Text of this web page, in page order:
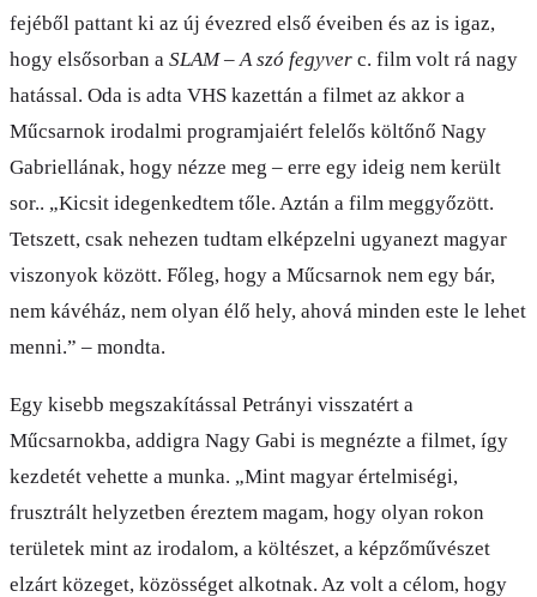
fejéből pattant ki az új évezred első éveiben és az is igaz,
hogy elsősorban a SLAM – A szó fegyver c. film volt rá nagy
hatással. Oda is adta VHS kazettán a filmet az akkor a
Műcsarnok irodalmi programjaiért felelős költőnő Nagy
Gabriellának, hogy nézze meg – erre egy ideig nem került
sor.. „Kicsit idegenkedtem tőle. Aztán a film meggyőzött.
Tetszett, csak nehezen tudtam elképzelni ugyanezt magyar
viszonyok között. Főleg, hogy a Műcsarnok nem egy bár,
nem kávéház, nem olyan élő hely, ahová minden este le lehet
menni.” – mondta.
Egy kisebb megszakítással Petrányi visszatért a
Műcsarnokba, addigra Nagy Gabi is megnézte a filmet, így
kezdetét vehette a munka. „Mint magyar értelmiségi,
frusztrált helyzetben éreztem magam, hogy olyan rokon
területek mint az irodalom, a költészet, a képzőművészet
elzárt közeget, közösséget alkotnak. Az volt a célom, hogy